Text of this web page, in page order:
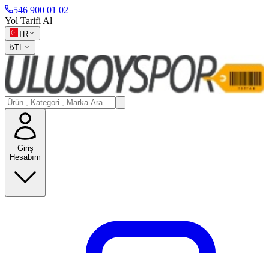
546 900 01 02
Yol Tarifi Al
TR
₺TL
Giriş
Hesabım